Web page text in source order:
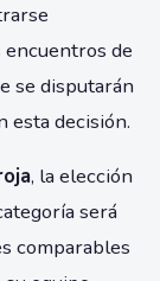
de
se disputarán
esta decisión.
, la elección
será
comparables